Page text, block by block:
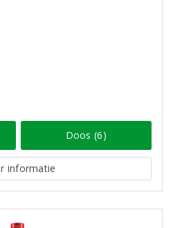
Doos (6)
informatie